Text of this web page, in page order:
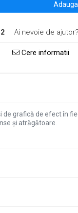
Ai nevoie de ajutor?
Cere informatii
grafică de efect în
și atrăgătoare.